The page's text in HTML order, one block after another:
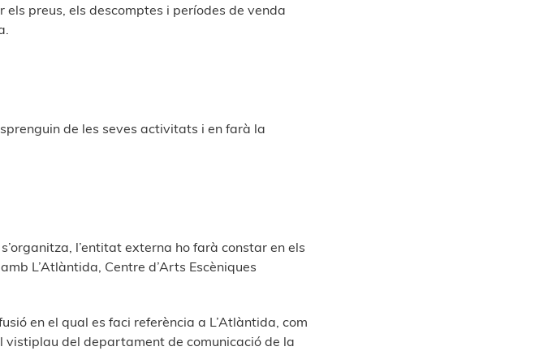
preus, els descomptes i períodes de venda
de les seves activitats i en farà la
l’entitat externa ho farà constar en els
L’Atlàntida, Centre d’Arts Escèniques
en el qual es faci referència a L’Atlàntida, com
del departament de comunicació de la